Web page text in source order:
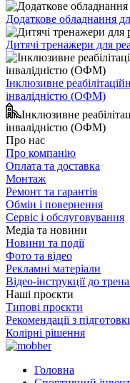
Додаткове обладнання
Дитячі тренажери для
Інклюзивне
інвалідністю (ОФМ)
Інклюзивне
інвалідністю (ОФМ)
Про нас
Про компанію
Оплата та доставка
Монтаж
Ремонт та гарантія
Обмін і повернення
Сервіс і обслуговування
Медіа та новини
Новини та події
Фото та відео
Рекламні матеріали
Відео-інструкції до
Наші проєкти
Типові проєкти
Рекомендації з
Колірні рішення
Головна